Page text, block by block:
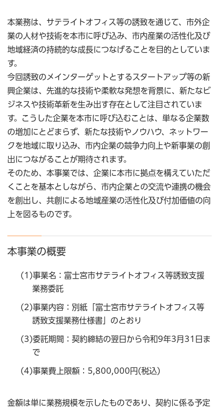
本業務は、サテライトオフィス等の誘致を通じて、市外企
業の人材や技術を本市に呼び込み、市内産業の活性化及び
地域経済の持続的な成長につなげることを目的としていま
す。
今回誘致のメインターゲットとするスタートアップ等の新
興企業は、先進的な技術や柔軟な発想を背景に、新たなビ
ジネスや技術革新を生み出す存在として注目されていま
す。こうした企業を本市に呼び込むことは、単なる企業数
の増加にとどまらず、新たな技術やノウハウ、ネットワー
クを地域に取り込み、市内企業の競争力向上や新事業の創
出につながることが期待されます。
そのため、本事業では、企業に本市に拠点を構えていただ
くことを基本としながら、市内企業との交流や連携の機会
を創出し、共創による地域産業の活性化及び付加価値の向
上を図るものです。
本事業の概要
(1)事業名：富士宮市サテライトオフィス等誘致支援
業務委託
(2)事業内容：別紙「富士宮市サテライトオフィス等
誘致支援業務仕様書」のとおり
(3)委託期間：契約締結の翌日から令和9年3月31日ま
で
(4)事業費上限額：5,800,000円(税込)
金額は単に業務規模を示したものであり、契約に係る予定